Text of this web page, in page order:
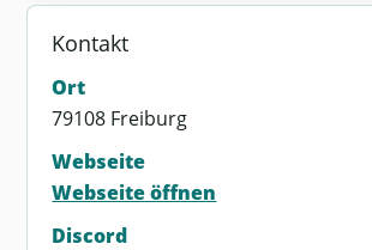
Kontakt
Ort
79108 Freiburg
Webseite
Webseite öffnen
Discord